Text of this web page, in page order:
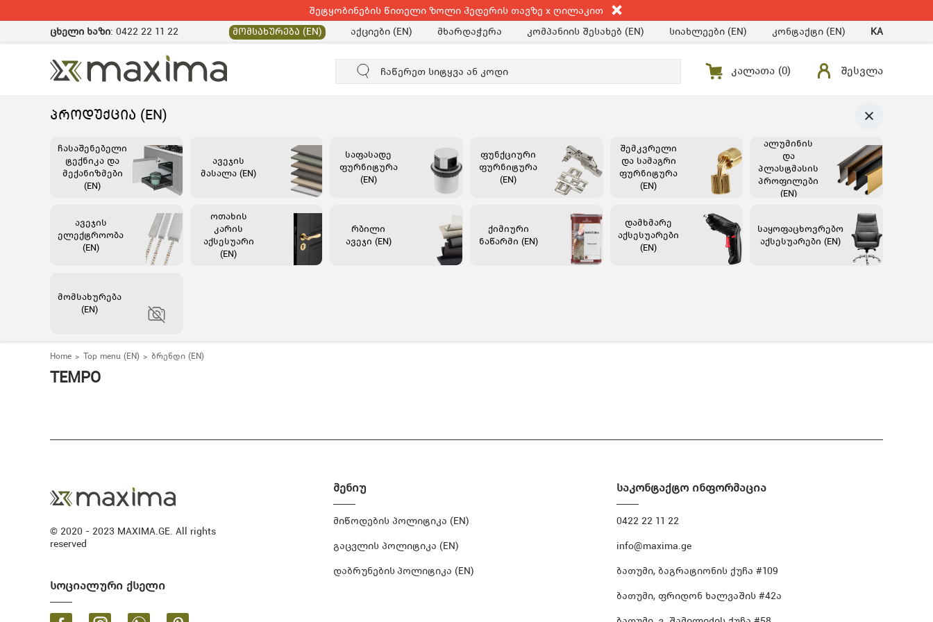
შეტყობინების წითელი ზოლი ჰედერის თავზე x ღილაკით
ცხელი ხაზი: 0422 22 11 22 მომსახურება (EN) აქციები (EN) მხარდაჭერა კომპანიის შესახებ (EN) სიახლეები (EN) კონტაქტი (EN) KA
კალათა (0) შესვლა
ᲞᲠᲝᲓᲣᲥᲪᲘᲐ (EN)
ჩასაშენებელი
ტექნიკა და
მექანიზმები
(EN)
ავეჯის
მასალა (EN)
საფასადე
ფურნიტურა
(EN)
ფუნქციური
ფურნიტურა
(EN)
შემკვრელი
და სამაგრი
ფურნიტურა
(EN)
ალუმინის
და
პლასტმასის
პროფილები
(EN)
ავეჯის
ელექტროობა
(EN)
ოთახის
კარის
აქსესუარი
(EN)
რბილი
ავეჯი (EN)
ქიმიური
ნაწარმი (EN)
დამხმარე
აქსესუარები
(EN)
საყოფაცხოვრებო
აქსესუარები (EN)
მომსახურება
(EN)
Home Top menu (EN) ბრენდი (EN)
TEMPO
© 2020 - 2023 MAXIMA.GE. All rights
reserved
სოციალური ქსელი
მენიუ
მიწოდების პოლიტიკა (EN)
გაცვლის პოლიტიკა (EN)
დაბრუნების პოლიტიკა (EN)
საკონტაქტო ინფორმაცია
0422 22 11 22
info@maxima.ge
ბათუმი, ბაგრატიონის ქუჩა #109
ბათუმი, ფრიდონ ხალვაშის #42ა